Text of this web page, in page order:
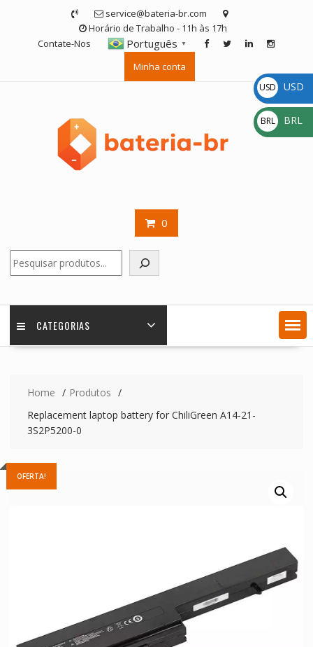
service@bateria-br.com
Horário de Trabalho - 11h às 17h
Contate-Nos
Português ▼
Minha conta
0
CATEGORIAS
Home
Produtos
Replacement laptop battery for ChiliGreen A14-21-
3S2P5200-0
OFERTA!
USD
$
USD
BRL
R$
BRL